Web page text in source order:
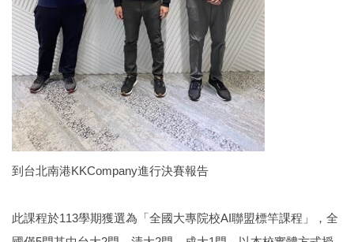
到台北南港KKCompany進行決賽報告
此課程於113學期獲選為「全國大專院校AI聯盟標竿課程」，全